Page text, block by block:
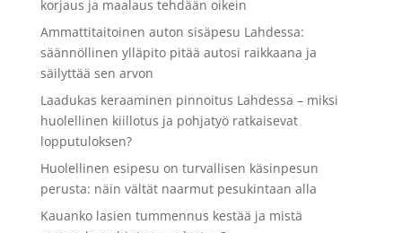
korjaus ja maalaus tehdään oikein
Ammattitaitoinen auton sisäpesu Lahdessa:
säännöllinen ylläpito pitää autosi raikkaana ja
säilyttää sen arvon
Laadukas keraaminen pinnoitus Lahdessa – miksi
huolellinen kiillotus ja pohjatyö ratkaisevat
lopputuloksen?
Huolellinen esipesu on turvallisen käsinpesun
perusta: näin vältät naarmut pesukintaan alla
Kauanko lasien tummennus kestää ja mistä